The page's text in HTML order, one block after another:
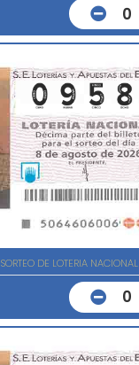
0
SORTEO DE LOTERIA NACIONAL
0